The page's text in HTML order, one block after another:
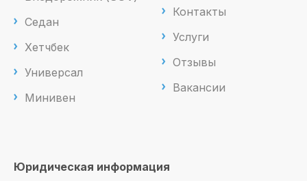
Седан
Хетчбек
Универсал
Минивен
Контакты
Услуги
Отзывы
Вакансии
Юридическая информация